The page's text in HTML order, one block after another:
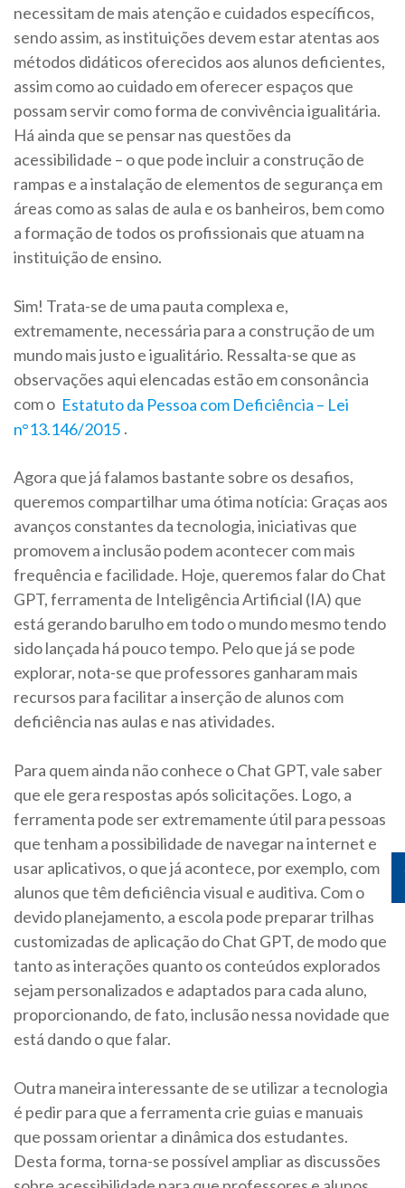
necessitam de mais atenção e cuidados específicos,
sendo assim, as instituições devem estar atentas aos
métodos didáticos oferecidos aos alunos deficientes,
assim como ao cuidado em oferecer espaços que
possam servir como forma de convivência igualitária.
Há ainda que se pensar nas questões da
acessibilidade – o que pode incluir a construção de
rampas e a instalação de elementos de segurança em
áreas como as salas de aula e os banheiros, bem como
a formação de todos os profissionais que atuam na
instituição de ensino.
Sim! Trata-se de uma pauta complexa e,
extremamente, necessária para a construção de um
mundo mais justo e igualitário. Ressalta-se que as
observações aqui elencadas estão em consonância
com o Estatuto da Pessoa com Deficiência – Lei
n°13.146/2015 .
Agora que já falamos bastante sobre os desafios,
queremos compartilhar uma ótima notícia: Graças aos
avanços constantes da tecnologia, iniciativas que
promovem a inclusão podem acontecer com mais
frequência e facilidade. Hoje, queremos falar do Chat
GPT, ferramenta de Inteligência Artificial (IA) que
está gerando barulho em todo o mundo mesmo tendo
sido lançada há pouco tempo. Pelo que já se pode
explorar, nota-se que professores ganharam mais
recursos para facilitar a inserção de alunos com
deficiência nas aulas e nas atividades.
Para quem ainda não conhece o Chat GPT, vale saber
que ele gera respostas após solicitações. Logo, a
ferramenta pode ser extremamente útil para pessoas
que tenham a possibilidade de navegar na internet e
usar aplicativos, o que já acontece, por exemplo, com
alunos que têm deficiência visual e auditiva. Com o
devido planejamento, a escola pode preparar trilhas
customizadas de aplicação do Chat GPT, de modo que
tanto as interações quanto os conteúdos explorados
sejam personalizados e adaptados para cada aluno,
proporcionando, de fato, inclusão nessa novidade que
está dando o que falar.
Outra maneira interessante de se utilizar a tecnologia
é pedir para que a ferramenta crie guias e manuais
que possam orientar a dinâmica dos estudantes.
Desta forma, torna-se possível ampliar as discussões